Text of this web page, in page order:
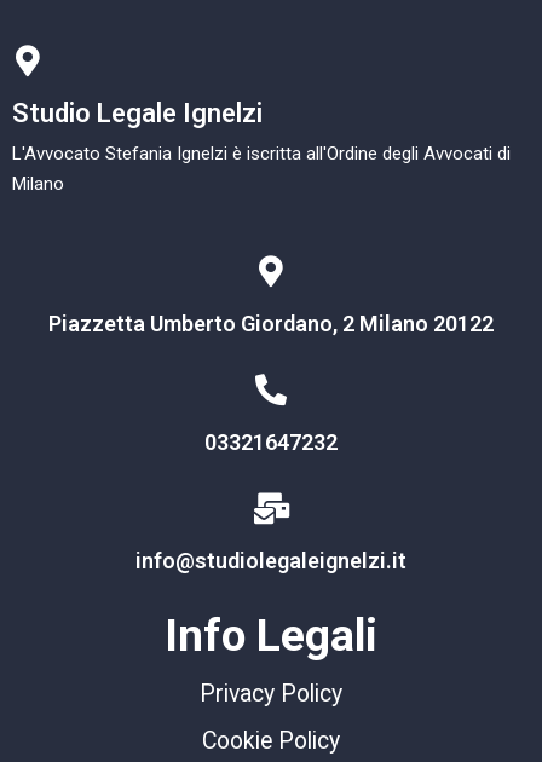
Studio Legale Ignelzi
L'Avvocato Stefania Ignelzi è iscritta all'Ordine degli Avvocati di
Milano
Piazzetta Umberto Giordano, 2 Milano 20122
03321647232
info@studiolegaleignelzi.it
Info Legali
Privacy Policy
Cookie Policy